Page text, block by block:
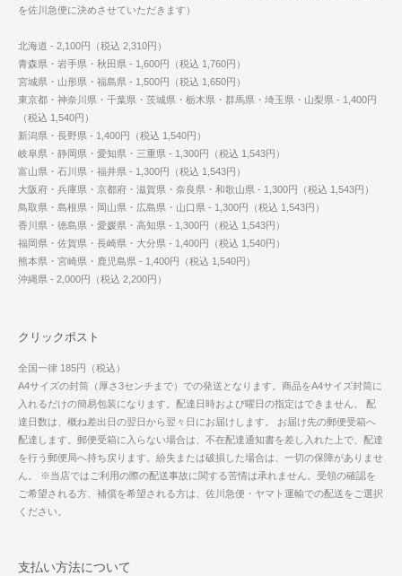
を佐川急便に決めさせていただきます）
北海道 - 2,100円（税込 2,310円）
青森県・岩手県・秋田県 - 1,600円（税込 1,760円）
宮城県・山形県・福島県 - 1,500円（税込 1,650円）
東京都・神奈川県・千葉県・茨城県・栃木県・群馬県・埼玉県・山梨県 - 1,400円
（税込 1,540円）
新潟県・長野県 - 1,400円（税込 1,540円）
岐阜県・静岡県・愛知県・三重県 - 1,300円（税込 1,543円）
富山県・石川県・福井県 - 1,300円（税込 1,543円）
大阪府・兵庫県・京都府・滋賀県・奈良県・和歌山県 - 1,300円（税込 1,543円）
鳥取県・島根県・岡山県・広島県・山口県 - 1,300円（税込 1,543円）
香川県・徳島県・愛媛県・高知県 - 1,300円（税込 1,543円）
福岡県・佐賀県・長崎県・大分県 - 1,400円（税込 1,540円）
熊本県・宮崎県・鹿児島県 - 1,400円（税込 1,540円）
沖縄県 - 2,000円（税込 2,200円）
クリックポスト
全国一律 185円（税込）
A4サイズの封筒（厚さ3センチまで）での発送となります。商品をA4サイズ封筒に
入れるだけの簡易包装になります。配達日時および曜日の指定はできません。 配
達日数は、概ね差出日の翌日から翌々日にお届けします。 お届け先の郵便受箱へ
配達します。郵便受箱に入らない場合は、不在配達通知書を差し入れた上で、配達
を行う郵便局へ持ち戻ります。紛失または破損した場合は、一切の保障がありませ
ん。 ※当店ではご利用の際の配送事故に関する苦情は承れません。受領の確認を
ご希望される方、補償を希望される方は、佐川急便・ヤマト運輸での配送をご選択
ください。
支払い方法について